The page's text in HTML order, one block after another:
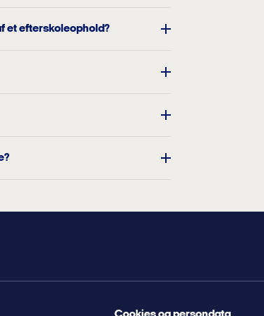
et efterskoleophold?